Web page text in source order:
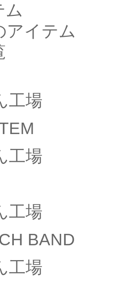
ム
アイテム
工場
工場
工場
BAND
工場